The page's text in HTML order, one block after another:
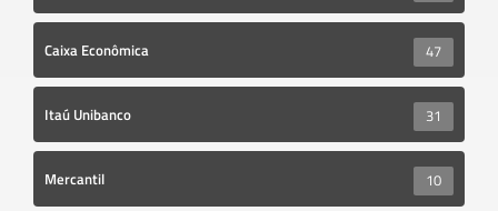
Caixa Econômica 47
Itaú Unibanco 31
Mercantil 10